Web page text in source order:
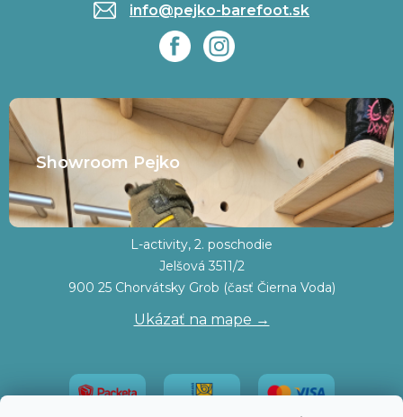
info@pejko-barefoot.sk
Showroom Pejko
L-activity, 2. poschodie
Jelšová 3511/2
900 25 Chorvátsky Grob (časť Čierna Voda)
Ukázať na mape →